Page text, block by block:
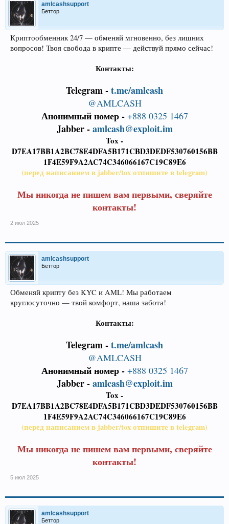
amlcashsupport
Беттор
Криптообменник 24/7 — обменяй мгновенно, без лишних
вопросов! Твоя свобода в крипте — действуй прямо сейчас!
Контакты:
Telegram -t.me/amlcash
@AMLCASH
Анонимный номер - +888 0325 1467
Jabber -amlcash@exploit.im
Tox -
D7EA17BB1A2BC78E4DFA5B171CBD3DEDF530760156BB
1F4E59F9A2AC74C346066167C19C89E6
(перед написанием в jabber/tox отпишите в telegram)
Мы никогда не пишем вам первыми, сверяйте
контакты!
2 июл 2025
amlcashsupport
Беттор
Обменяй крипту без KYC и AML! Мы работаем
круглосуточно — твой комфорт, наша забота!
Контакты:
Telegram -t.me/amlcash
@AMLCASH
Анонимный номер - +888 0325 1467
Jabber -amlcash@exploit.im
Tox -
D7EA17BB1A2BC78E4DFA5B171CBD3DEDF530760156BB
1F4E59F9A2AC74C346066167C19C89E6
(перед написанием в jabber/tox отпишите в telegram)
Мы никогда не пишем вам первыми, сверяйте
контакты!
5 июл 2025
amlcashsupport
Беттор